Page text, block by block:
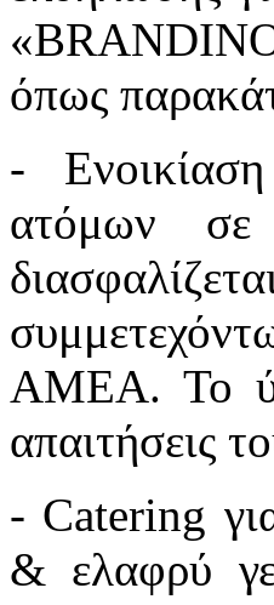
όπως
-
ατόμων
ΑΜΕΑ. Το
απαιτήσεις
- Catering
& ελαφρύ